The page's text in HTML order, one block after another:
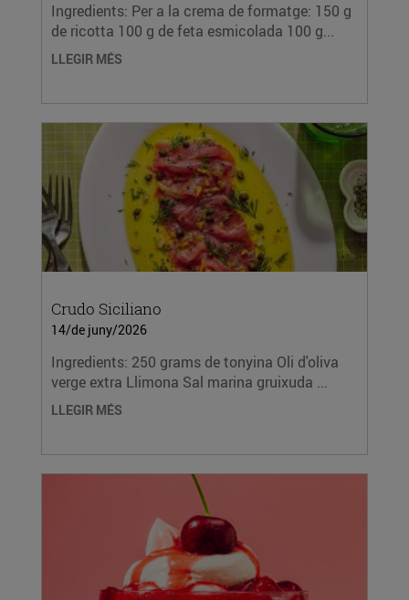
Ingredients: Per a la crema de formatge: 150 g
de ricotta 100 g de feta esmicolada 100 g...
LLEGIR MÉS
Crudo Siciliano
14/de juny/2026
Ingredients: 250 grams de tonyina Oli d'oliva
verge extra Llimona Sal marina gruixuda ...
LLEGIR MÉS